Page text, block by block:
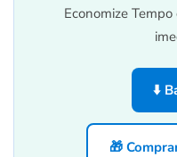
Economize
⬇️
🎁